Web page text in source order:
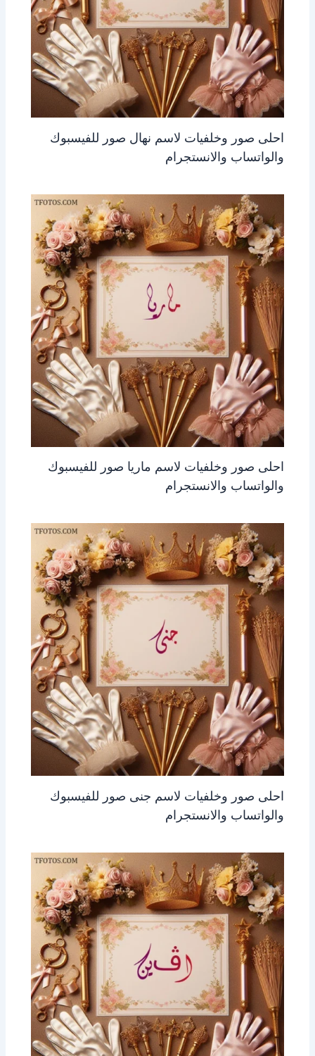
احلى صور وخلفيات لاسم نهال صور للفيسبوك
والواتساب والانستجرام
احلى صور وخلفيات لاسم ماريا صور للفيسبوك
والواتساب والانستجرام
احلى صور وخلفيات لاسم جنى صور للفيسبوك
والواتساب والانستجرام